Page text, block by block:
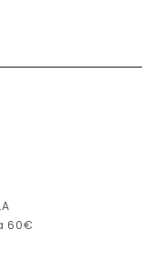
60€